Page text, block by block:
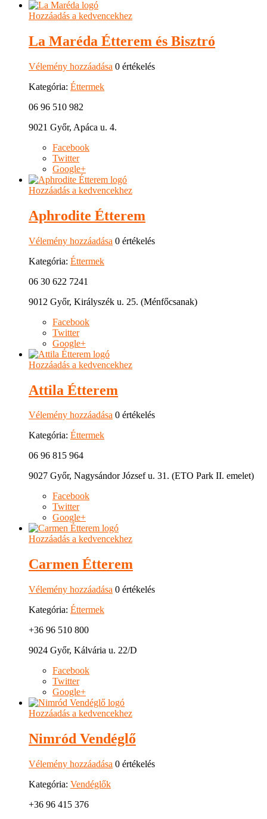
Hozzáadás a kedvencekhez
La Maréda Étterem és Bisztró
Vélemény hozzáadása 0 értékelés
Kategória: Éttermek
06 96 510 982
9021 Győr, Apáca u. 4.
Facebook
Twitter
Google+
Hozzáadás a kedvencekhez
Aphrodite Étterem
Vélemény hozzáadása 0 értékelés
Kategória: Éttermek
06 30 622 7241
9012 Győr, Királyszék u. 25. (Ménfőcsanak)
Facebook
Twitter
Google+
Hozzáadás a kedvencekhez
Attila Étterem
Vélemény hozzáadása 0 értékelés
Kategória: Éttermek
06 96 815 964
9027 Győr, Nagysándor József u. 31. (ETO Park II. emelet)
Facebook
Twitter
Google+
Hozzáadás a kedvencekhez
Carmen Étterem
Vélemény hozzáadása 0 értékelés
Kategória: Éttermek
+36 96 510 800
9024 Győr, Kálvária u. 22/D
Facebook
Twitter
Google+
Hozzáadás a kedvencekhez
Nimród Vendéglő
Vélemény hozzáadása 0 értékelés
Kategória: Vendéglők
+36 96 415 376